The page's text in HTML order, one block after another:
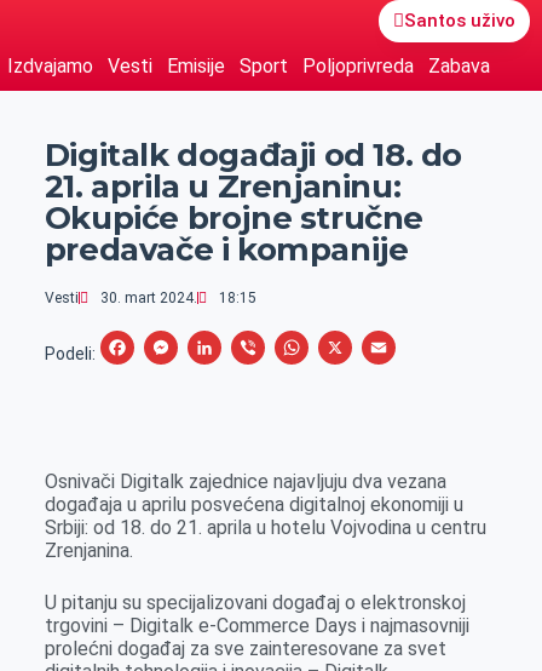
Santos uživo
Izdvajamo Vesti Emisije Sport Poljoprivreda Zabava
Digitalk događaji od 18. do
21. aprila u Zrenjaninu:
Okupiće brojne stručne
predavače i kompanije
Vesti 30. mart 2024. 18:15
Podeli:
F
b
o
M
e
n
r
L
e
d
V
r
W
s
A
X
E
l
Osnivači Digitalk zajednice najavljuju dva vezana
događaja u aprilu posvećena digitalnoj ekonomiji u
Srbiji: od 18. do 21. aprila u hotelu Vojvodina u centru
Zrenjanina.
U pitanju su specijalizovani događaj o elektronskoj
trgovini – Digitalk e-Commerce Days i najmasovniji
prolećni događaj za sve zainteresovane za svet